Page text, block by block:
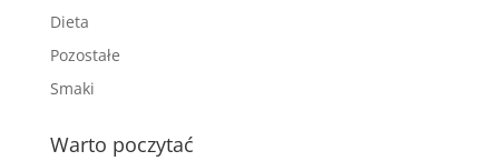
Dieta
Pozostałe
Smaki
Warto poczytać